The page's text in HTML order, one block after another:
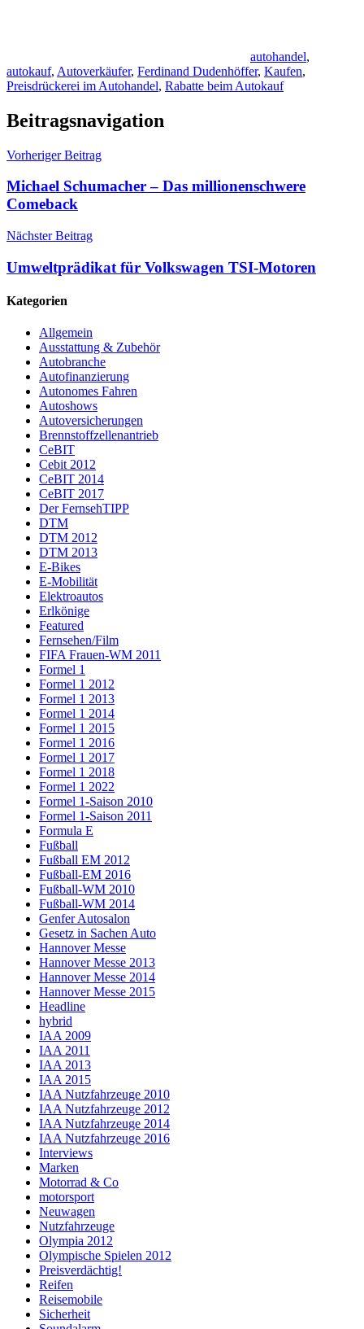
autohandel,
autokauf, Autoverkäufer, Ferdinand Dudenhöffer, Kaufen,
Preisdrückerei im Autohandel, Rabatte beim Autokauf
Beitragsnavigation
Vorheriger Beitrag
Michael Schumacher – Das millionenschwere
Comeback
Nächster Beitrag
Umweltprädikat für Volkswagen TSI-Motoren
Kategorien
Allgemein
Ausstattung & Zubehör
Autobranche
Autofinanzierung
Autonomes Fahren
Autoshows
Autoversicherungen
Brennstoffzellenantrieb
CeBIT
Cebit 2012
CeBIT 2014
CeBIT 2017
Der FernsehTIPP
DTM
DTM 2012
DTM 2013
E-Bikes
E-Mobilität
Elektroautos
Erlkönige
Featured
Fernsehen/Film
FIFA Frauen-WM 2011
Formel 1
Formel 1 2012
Formel 1 2013
Formel 1 2014
Formel 1 2015
Formel 1 2016
Formel 1 2017
Formel 1 2018
Formel 1 2022
Formel 1-Saison 2010
Formel 1-Saison 2011
Formula E
Fußball
Fußball EM 2012
Fußball-EM 2016
Fußball-WM 2010
Fußball-WM 2014
Genfer Autosalon
Gesetz in Sachen Auto
Hannover Messe
Hannover Messe 2013
Hannover Messe 2014
Hannover Messe 2015
Headline
hybrid
IAA 2009
IAA 2011
IAA 2013
IAA 2015
IAA Nutzfahrzeuge 2010
IAA Nutzfahrzeuge 2012
IAA Nutzfahrzeuge 2014
IAA Nutzfahrzeuge 2016
Interviews
Marken
Motorrad & Co
motorsport
Neuwagen
Nutzfahrzeuge
Olympia 2012
Olympische Spielen 2012
Preisverdächtig!
Reifen
Reisemobile
Sicherheit